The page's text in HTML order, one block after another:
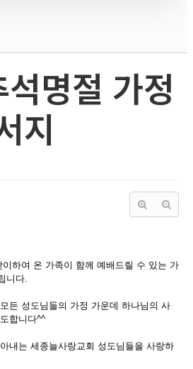
명절 가정
지
하여 온 가족이 함께 예배드릴 수 있는 가
니다.
든 성도님들의 가정 가운데 하나님의 사
합니다^^
내는 세종늘사랑교회 성도님들을 사랑하